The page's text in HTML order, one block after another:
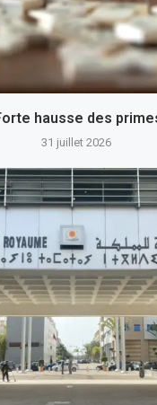
hausse des
31 juillet 2026